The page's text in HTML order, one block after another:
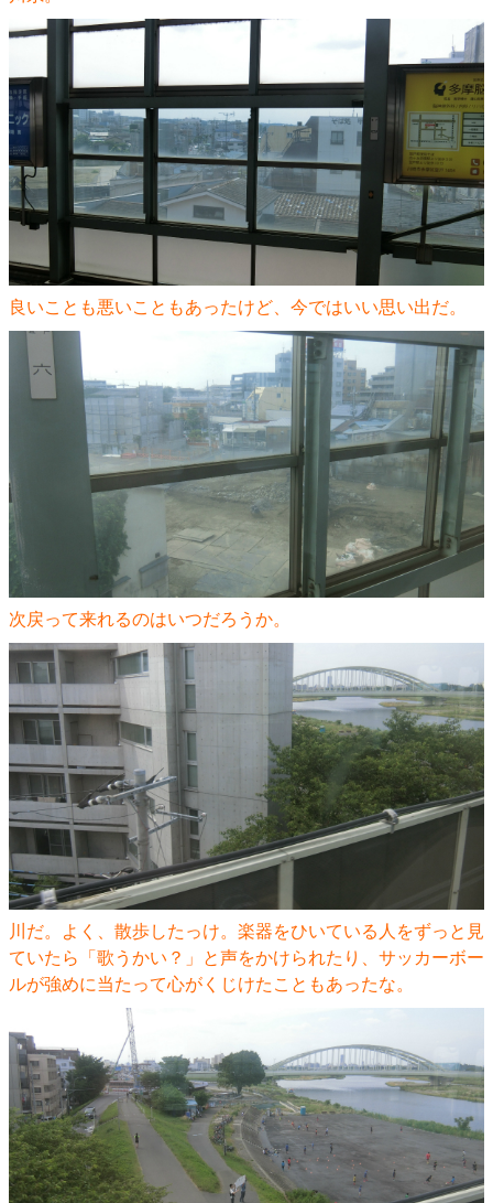
良いことも悪いこともあったけど、今ではいい思い出だ。
次戻って来れるのはいつだろうか。
川だ。よく、散歩したっけ。楽器をひいている人をずっと見
ていたら「歌うかい？」と声をかけられたり、サッカーボー
ルが強めに当たって心がくじけたこともあったな。